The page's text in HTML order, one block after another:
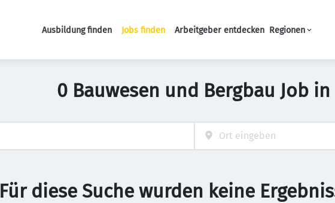
Haupt-Navigation
Ausbildung finden Jobs finden Arbeitgeber entdecken Regionen
0 Bauwesen und Bergbau Job
Für diese Suche wurden keine